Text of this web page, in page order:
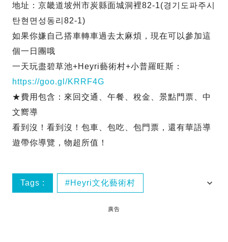
地址：京畿道坡州市炭縣面城洞裡82-1(경기도파주시
탄현면성동리82-1)
如果你嫌自己搭車轉車過去太麻煩，現在可以參加這
個一日團哦
一天玩盡碧草池+Heyri藝術村+小普羅旺斯：
https://goo.gl/KRRF4G
★費用包含：來回交通、午餐、稅金、景點門票、中
文嚮導
看到沒！看到沒！包車、包吃、包門票，還有華語導
遊帶你導覽，物超所值！
Tags : Heyri文化藝術村
京畿坡州英語村
廣告